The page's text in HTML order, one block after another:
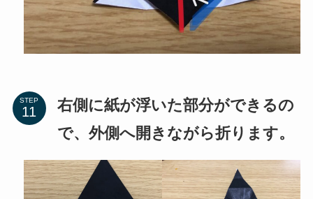
STEP
右側に紙が浮いた部分ができるの
で、外側へ開きながら折ります。